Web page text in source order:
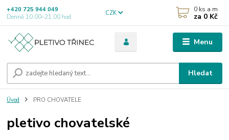
Menu
CZK
Hledat
+420 725 944 049
Denně 10.00–21.00 hod
0 ks a m
za 0 Kč
Úvod PRO CHOVATELE
pletivo chovatelské